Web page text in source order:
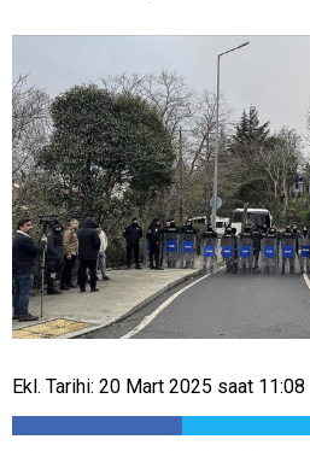
Ekl. Tarihi: 20 Mart 2025 saat 11:08